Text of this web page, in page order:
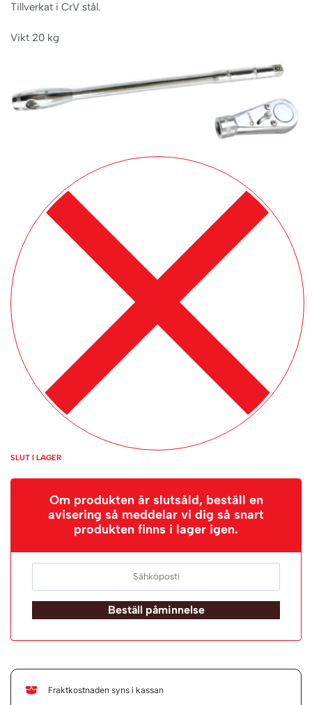
Tillverkat i CrV stål.
Vikt 20 kg
SLUT I LAGER
Om produkten är slutsåld, beställ en
avisering så meddelar vi dig så snart
produkten finns i lager igen.
Beställ påminnelse
Fraktkostnaden syns i kassan